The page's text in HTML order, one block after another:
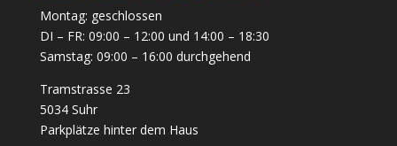
Montag: geschlossen
DI – FR: 09:00 – 12:00 und 14:00 – 18:30
Samstag: 09:00 – 16:00 durchgehend
Tramstrasse 23
5034 Suhr
Parkplätze hinter dem Haus